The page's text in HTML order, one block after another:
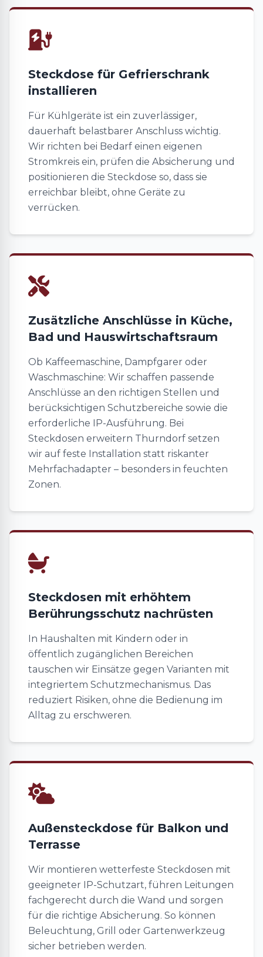
Steckdose für Gefrierschrank
installieren
Für Kühlgeräte ist ein zuverlässiger,
dauerhaft belastbarer Anschluss wichtig.
Wir richten bei Bedarf einen eigenen
Stromkreis ein, prüfen die Absicherung und
positionieren die Steckdose so, dass sie
erreichbar bleibt, ohne Geräte zu
verrücken.
Zusätzliche Anschlüsse in Küche,
Bad und Hauswirtschaftsraum
Ob Kaffeemaschine, Dampfgarer oder
Waschmaschine: Wir schaffen passende
Anschlüsse an den richtigen Stellen und
berücksichtigen Schutzbereiche sowie die
erforderliche IP-Ausführung. Bei
Steckdosen erweitern Thurndorf setzen
wir auf feste Installation statt riskanter
Mehrfachadapter – besonders in feuchten
Zonen.
Steckdosen mit erhöhtem
Berührungsschutz nachrüsten
In Haushalten mit Kindern oder in
öffentlich zugänglichen Bereichen
tauschen wir Einsätze gegen Varianten mit
integriertem Schutzmechanismus. Das
reduziert Risiken, ohne die Bedienung im
Alltag zu erschweren.
Außensteckdose für Balkon und
Terrasse
Wir montieren wetterfeste Steckdosen mit
geeigneter IP-Schutzart, führen Leitungen
fachgerecht durch die Wand und sorgen
für die richtige Absicherung. So können
Beleuchtung, Grill oder Gartenwerkzeug
sicher betrieben werden.